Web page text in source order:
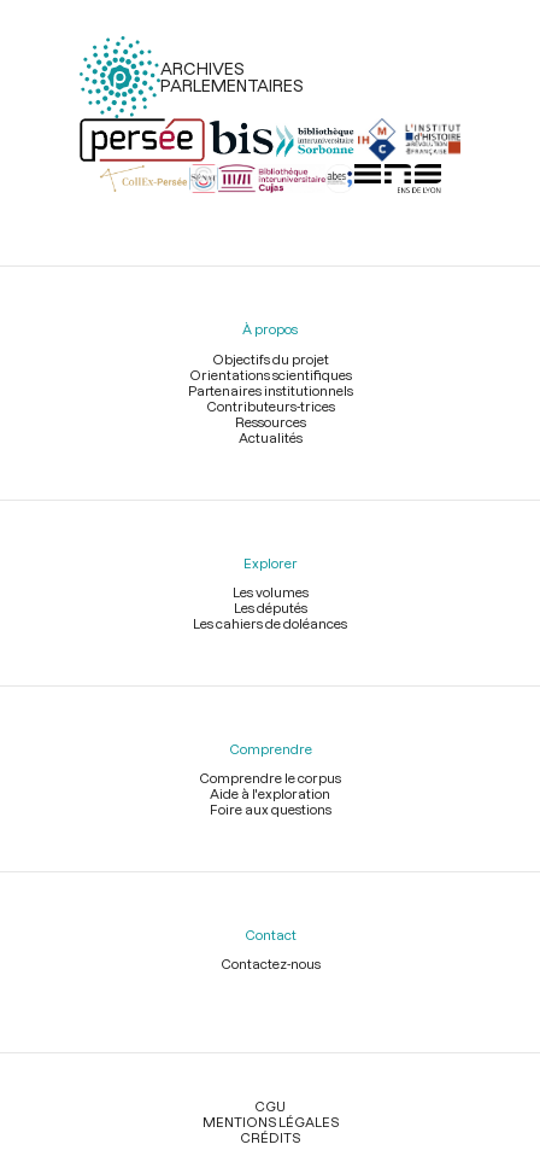
ARCHIVES
PARLEMENTAIRES
Menu
À propos
Objectifs du projet
Orientations scientifiques
Partenaires institutionnels
Contributeurs-trices
Ressources
Actualités
Explorer
Les volumes
Les députés
Les cahiers de doléances
Comprendre
Comprendre le corpus
Aide à l'exploration
Foire aux questions
Contact
Contactez-nous
Légal
CGU
MENTIONS LÉGALES
CRÉDITS